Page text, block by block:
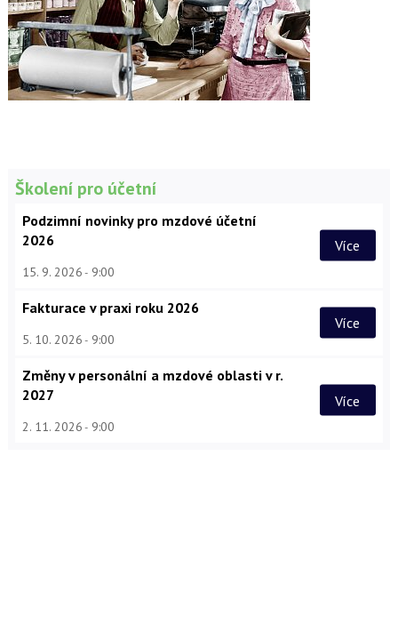
Školení pro účetní
Podzimní novinky pro mzdové účetní
2026
15. 9. 2026 9:00
Více
Fakturace v praxi roku 2026
5. 10. 2026 9:00
Více
Změny v personální a mzdové oblasti v r.
2027
2. 11. 2026 9:00
Více